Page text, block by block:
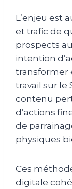
L’enjeu est
et trafic de
prospects
intention
transformer
travail sur le
contenu
d’actions
de
physiques
Ces
digitale